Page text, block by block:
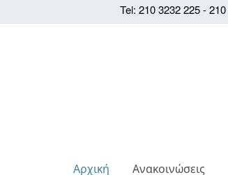
Tel: 210 3232 225 -
Αρχική Ανακοινώσεις